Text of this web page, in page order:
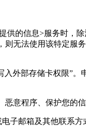
供的信息>服务时，
则无法使用该特定服
外部存储卡权限”。
意程序、保护您的信
子邮箱及其他联系方